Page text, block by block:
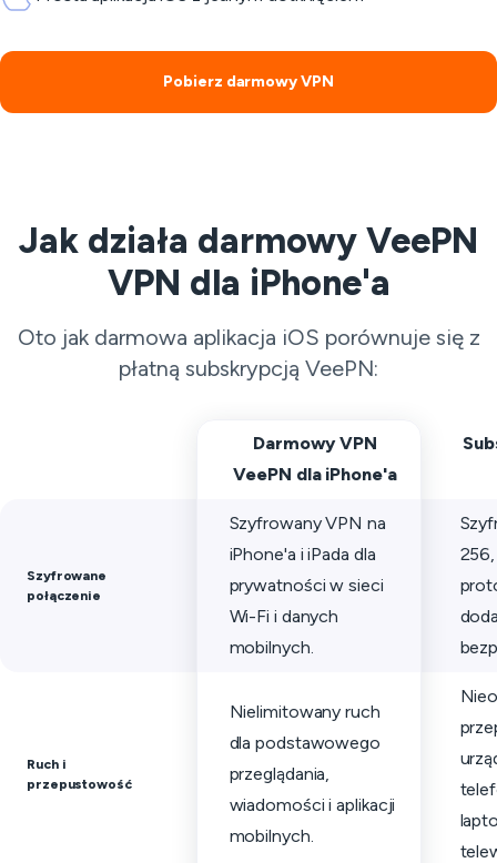
Pobierz darmowy VPN
Jak działa darmowy VeePN
VPN dla iPhone'a
Oto jak darmowa aplikacja iOS porównuje się z
płatną subskrypcją VeePN:
Darmowy VPN
VeePN dla iPhone'a
Szyfrowane
połączenie
Szyfrowany VPN na
iPhone'a i iPada dla
prywatności w sieci
Wi-Fi i danych
mobilnych.
Ruch i
przepustowość
Nielimitowany ruch
dla podstawowego
przeglądania,
wiadomości i aplikacji
mobilnych.